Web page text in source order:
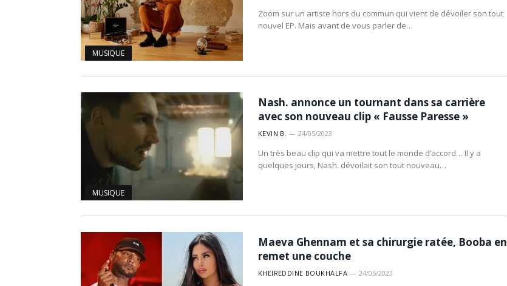
MUSIQUE
Zoom sur un artiste hors du commun qui vient de dévoiler son tout
nouvel EP. Mais avant de vous parler de…
MUSIQUE
Nash. annonce un tournant dans sa carrière
avec son nouveau clip « Fausse Paresse »
KEVIN B. 24/05/2023
Un très beau clip qui va mettre tout le monde d’accord… Il y a
quelques jours, Nash. dévoilait son tout nouveau…
Maeva Ghennam et sa chirurgie ratée, Booba en
remet une couche
KHEIREDDINE BOUKHALFA 24/05/2023